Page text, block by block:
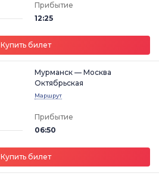
Прибытие
12:25
Купить билет
Мурманск — Москва
Октябрьская
Маршрут
Прибытие
06:50
Купить билет